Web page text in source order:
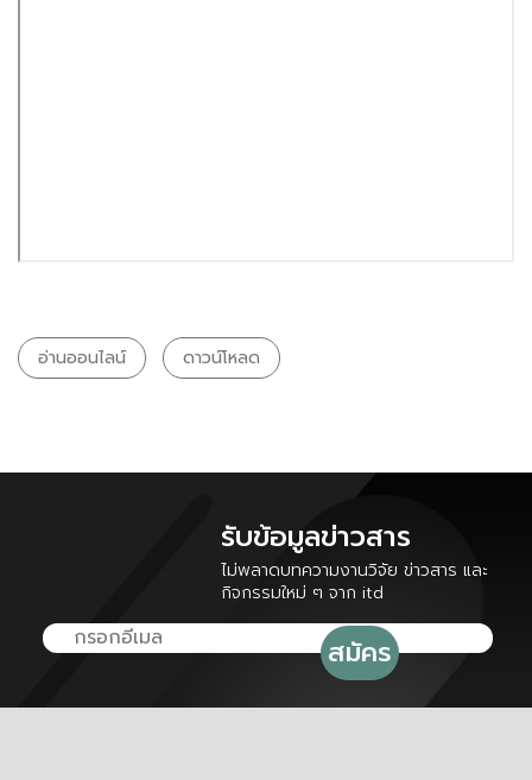
อ่านออนไลน์ ดาวน์โหลด
รับข้อมูลข่าวสาร
ไม่พลาดบทความงานวิจัย ข่าวสาร และ
กิจกรรมใหม่ ๆ จาก itd